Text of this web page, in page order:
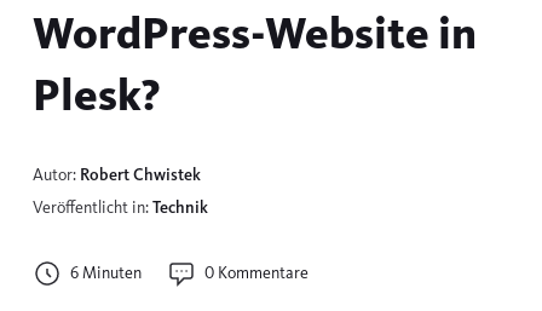
WordPress-Website in
Plesk?
Autor: Robert Chwistek
Veröffentlicht in:Technik
6 Minuten 0 Kommentare